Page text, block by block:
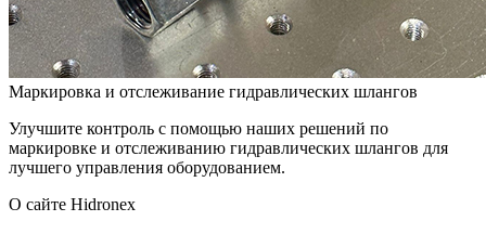
Маркировка и отслеживание гидравлических шлангов
Улучшите контроль с помощью наших решений по
маркировке и отслеживанию гидравлических шлангов для
лучшего управления оборудованием.
О сайте Hidronex